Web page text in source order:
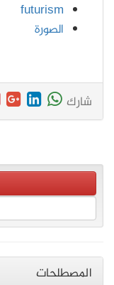
futurism
الصورة
شارك
المصطلحات